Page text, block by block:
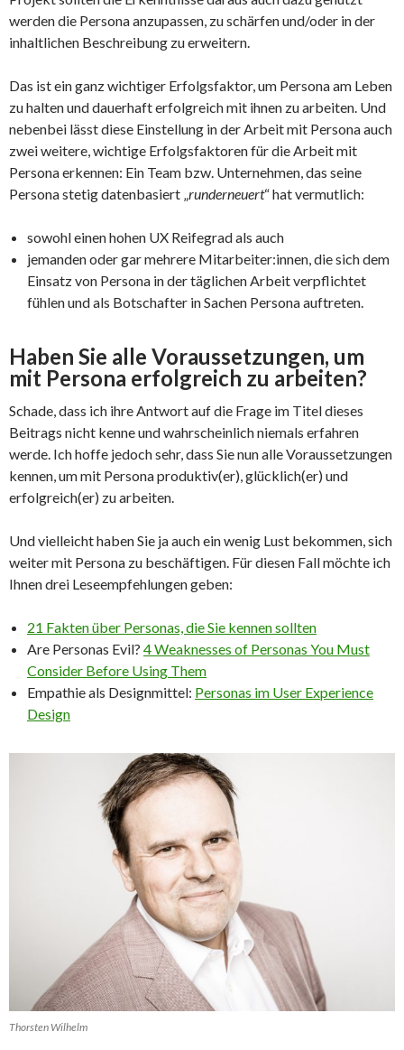
werden die Persona anzupassen, zu schärfen und/oder in der
inhaltlichen Beschreibung zu erweitern.
Das ist ein ganz wichtiger Erfolgsfaktor, um Persona am Leben
zu halten und dauerhaft erfolgreich mit ihnen zu arbeiten. Und
nebenbei lässt diese Einstellung in der Arbeit mit Persona auch
zwei weitere, wichtige Erfolgsfaktoren für die Arbeit mit
Persona erkennen: Ein Team bzw. Unternehmen, das seine
Persona stetig datenbasiert „runderneuert“ hat vermutlich:
sowohl einen hohen UX Reifegrad als auch
jemanden oder gar mehrere Mitarbeiter:innen, die sich dem
Einsatz von Persona in der täglichen Arbeit verpflichtet
fühlen und als Botschafter in Sachen Persona auftreten.
Haben Sie alle Voraussetzungen, um
mit Persona erfolgreich zu arbeiten?
Schade, dass ich ihre Antwort auf die Frage im Titel dieses
Beitrags nicht kenne und wahrscheinlich niemals erfahren
werde. Ich hoffe jedoch sehr, dass Sie nun alle Voraussetzungen
kennen, um mit Persona produktiv(er), glücklich(er) und
erfolgreich(er) zu arbeiten.
Und vielleicht haben Sie ja auch ein wenig Lust bekommen, sich
weiter mit Persona zu beschäftigen. Für diesen Fall möchte ich
Ihnen drei Leseempfehlungen geben:
21 Fakten über Personas, die Sie kennen sollten
Are Personas Evil? 4 Weaknesses of Personas You Must
Consider Before Using Them
Empathie als Designmittel: Personas im User Experience
Design
Thorsten Wilhelm